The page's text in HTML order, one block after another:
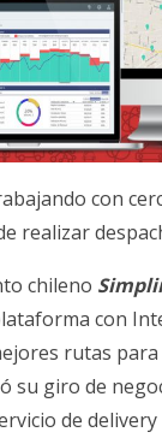
con
realizar
chileno
con
rutas para
su giro de
de